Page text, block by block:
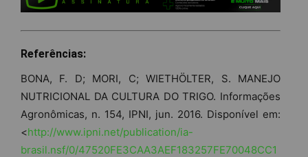
Referências:
BONA, F. D; MORI, C; WIETHÖLTER, S. MANEJO
NUTRICIONAL DA CULTURA DO TRIGO. Informações
Agronômicas, n. 154, IPNI, jun. 2016. Disponível em:
<http://www.ipni.net/publication/ia-
brasil.nsf/0/47520FE3CAA3AEF183257FE70048CC1